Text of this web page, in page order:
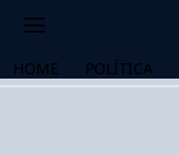
HOME POLÍTICA